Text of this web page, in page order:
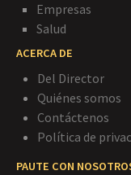
Empresas
Salud
ACERCA DE
Del Director
Quiénes somos
Contáctenos
Política de
PAUTE CON